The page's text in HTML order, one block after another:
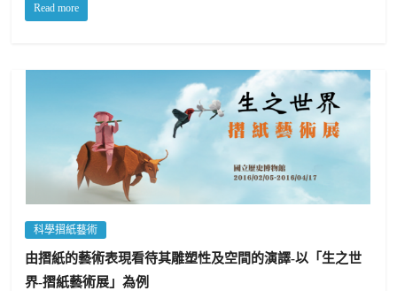
Read more
科學摺紙藝術
由摺紙的藝術表現看待其雕塑性及空間的演譯-以「生之世
界-摺紙藝術展」為例